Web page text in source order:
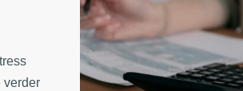
verder